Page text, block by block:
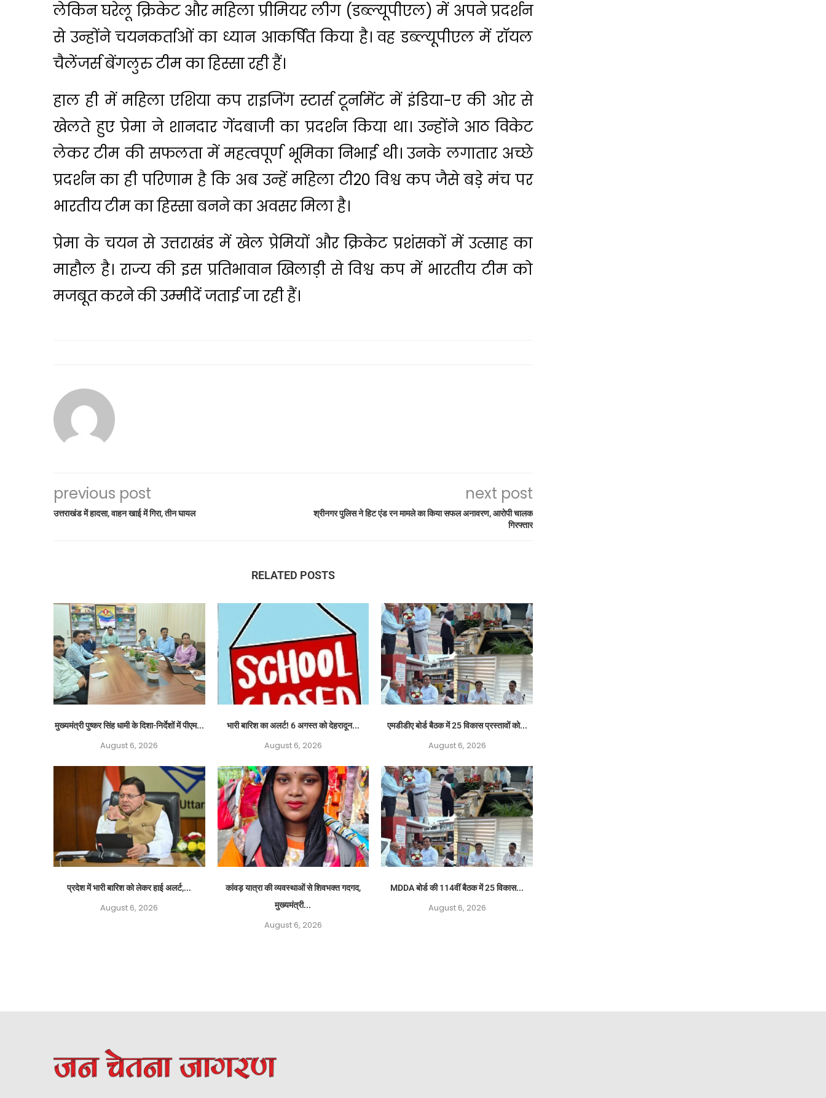
लेकिन घरेलू क्रिकेट और महिला प्रीमियर लीग (डब्ल्यूपीएल) में अपने प्रदर्शन
से उन्होंने चयनकर्ताओं का ध्यान आकर्षित किया है। वह डब्ल्यूपीएल में रॉयल
चैलेंजर्स बेंगलुरु टीम का हिस्सा रही हैं।
हाल ही में महिला एशिया कप राइजिंग स्टार्स टूर्नामेंट में इंडिया-ए की ओर से
खेलते हुए प्रेमा ने शानदार गेंदबाजी का प्रदर्शन किया था। उन्होंने आठ विकेट
लेकर टीम की सफलता में महत्वपूर्ण भूमिका निभाई थी। उनके लगातार अच्छे
प्रदर्शन का ही परिणाम है कि अब उन्हें महिला टी20 विश्व कप जैसे बड़े मंच पर
भारतीय टीम का हिस्सा बनने का अवसर मिला है।
प्रेमा के चयन से उत्तराखंड में खेल प्रेमियों और क्रिकेट प्रशंसकों में उत्साह का
माहौल है। राज्य की इस प्रतिभावान खिलाड़ी से विश्व कप में भारतीय टीम को
मजबूत करने की उम्मीदें जताई जा रही हैं।
previous post
उत्तराखंड में हादसा, वाहन खाई में गिरा, तीन घायल
next post
श्रीनगर पुलिस ने हिट एंड रन मामले का किया सफल अनावरण, आरोपी चालक
गिरफ्तार
RELATED POSTS
मुख्यमंत्री पुष्कर सिंह धामी के दिशा-निर्देशों में पीएम...
August 6, 2026
भारी बारिश का अलर्ट! 6 अगस्त को देहरादून...
August 6, 2026
एमडीडीए बोर्ड बैठक में 25 विकास प्रस्तावों को...
August 6, 2026
प्रदेश में भारी बारिश को लेकर हाई अलर्ट,...
August 6, 2026
कांवड़ यात्रा की व्यवस्थाओं से शिवभक्त गदगद,
मुख्यमंत्री...
August 6, 2026
MDDA बोर्ड की 114वीं बैठक में 25 विकास...
August 6, 2026